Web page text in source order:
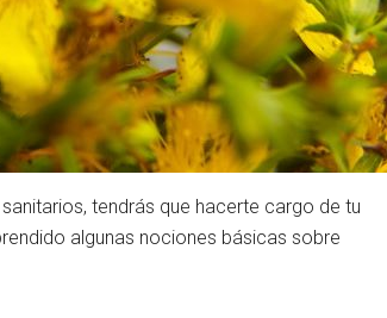
tendrás que hacerte cargo de tu
algunas nociones básicas sobre